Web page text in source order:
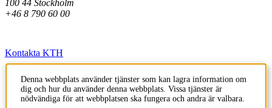
100 44 Stockholm
+46 8 790 60 00
Kontakta KTH
Jobba på KTH
Press och media
Denna webbplats använder tjänster som kan lagra information om
dig och hur du använder denna webbplats. Vissa tjänster är
nödvändiga för att webbplatsen ska fungera och andra är valbara.